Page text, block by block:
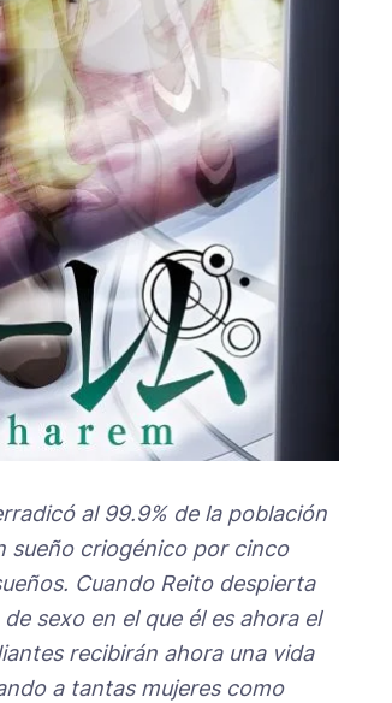
al 99.9% de la población
sueño criogénico por cinco
Cuando Reito despierta
sexo en el que él es ahora el
recibirán ahora una vida
a tantas mujeres como